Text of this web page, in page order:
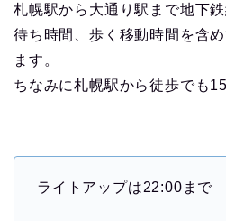
札幌駅から大通り駅まで地下
待ち時間、歩く移動時間を含
ます。
ちなみに札幌駅から徒歩でも
ライトアップは22:00まで